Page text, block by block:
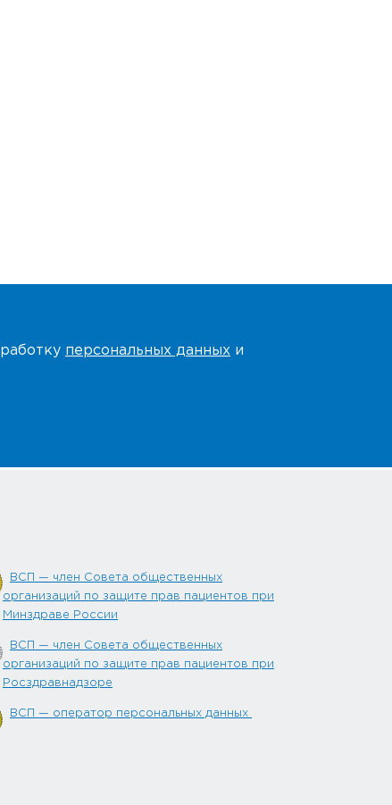
персональных данных и
ВСП — член Совета общественных
организаций по защите прав пациентов при
Минздраве России
ВСП — член Совета общественных
организаций по защите прав пациентов при
Росздравнадзоре
ВСП — оператор персональных данных